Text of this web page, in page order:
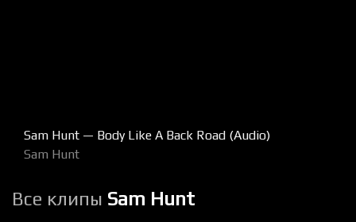
Sam Hunt — Body Like A Back Road (Audio)
Sam Hunt
Все клипы Sam Hunt